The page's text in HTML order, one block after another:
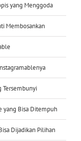
yang Menggoda
Membosankan
Tersembunyi
yang Bisa Ditempuh
Dijadikan Pilihan